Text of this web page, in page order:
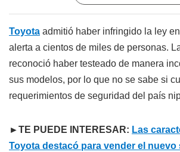
Toyota admitió haber infringido la ley
alerta a cientos de miles de personas.
reconoció haber testeado de manera
sus modelos, por lo que no se sabe si
requerimientos de seguridad del país
►TE PUEDE INTERESAR: Las
Toyota destacó para vender el nuevo